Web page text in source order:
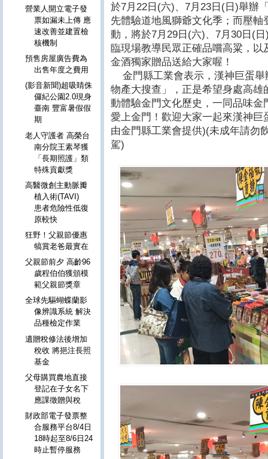
於7月22日(六)、7月23日(日)舉辦
先體驗道地風獅爺文化季；而壓
動，將於7月29日(六)、7月30日(
臨現場教導民眾正確品嚐高粱，
金酒獨家贈品送給大家喔！
金門縣工業會表示，漢神巨蛋舉
物產大搜查」，正是希望身處高
動體驗金門文化歷史，一同品味
愛上金門！歡迎大家一起來漢神
由金門縣工業會提供)(未成年請勿
駕)
營業人開立電子發
票如漏未上傳 應
速改善並建置檢
核機制
預售房屋廣告費為
出售年度之費用
(影音新聞)超吸睛侏
儸紀公園2.0現身
臺南 豐富暑假假
期
老人守護者 高榮台
南分院王素琴獲
「長期照護」類
特殊貢獻獎
高醫微創主動脈瓣
植入術(TAVI)
患者危險性低復
原較快
狂野！父親節優惠
犒賞老爸最實在
父親節前夕 高齡96
歲程伯伯獲頒模
範父親節獎章
全球先驅蝴蝶蘭影
像辨識系統 解決
品種檢定作業
遺贈稅修法後增加
稅收 將挹注長照
基金
父母購買農地直接
登記在子女名下
應課徵贈與稅
財政部電子發票整
合服務平台8/4日
18時起至8/6日24
時止暫停服務